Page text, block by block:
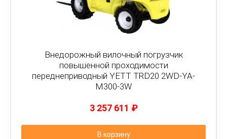
Внедорожный вилочный погрузчик
повышенной проходимости
переднеприводный YETT TRD20 2WD-YA-
M300-3W
3 257 611 ₽
В корзину